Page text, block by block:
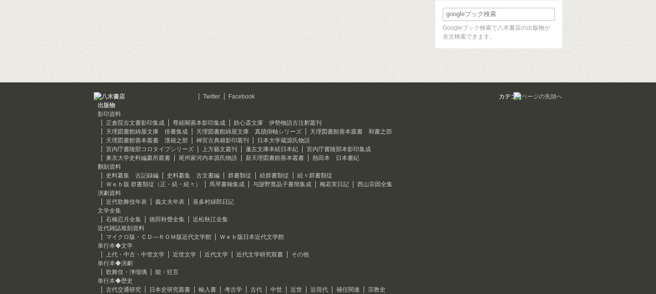
Googleブック検索で八木書店の出版物が
全文検索できます。
Twitter Facebook
カテゴリ
出版物
影印資料
正倉院古文書影印集成
尊経閣善本影印集成
鉄心斎文庫 伊勢物語古注釈叢刊
天理図書館綿屋文庫 俳書集成
天理図書館綿屋文庫 真蹟掛軸シリーズ
天理図書館善本叢書 和書之部
天理図書館善本叢書 漢籍之部
神宮古典籍影印叢刊
日本大学蔵源氏物語
宮内庁書陵部コロタイプシリーズ
上方藝文叢刊 蓬左文庫本続日本紀
宮内庁書陵部本影印集成
東京大学史料編纂所叢書
尾州家河内本源氏物語 新天理図書館善本叢書
熱田本 日本書紀
翻刻資料
史料纂集 古記録編
史料纂集 古文書編 群書類従 続群書類従
続々群書類従
Ｗｅｂ版 群書類従（正・続・続々）
馬琴書翰集成 与謝野寛晶子書簡集成 梅若実日記
西山宗因全集
演劇資料
近代歌舞伎年表
義太夫年表
喜多村緑郎日記
文学全集
石橋忍月全集
徳田秋聲全集
近松秋江全集
近代雑誌複刻資料
マイクロ版・ＣＤ―ＲＯＭ版近代文学館
Ｗｅｂ版日本近代文学館
単行本◆文学
上代・中古・中世文学
近世文学 近代文学 近代文学研究双書
その他
単行本◆演劇
歌舞伎・浄瑠璃
能・狂言
単行本◆歴史
古代交通研究
日本史研究叢書 輸入書 考古学 古代 中世 近世 近現代 補任関連
宗教史